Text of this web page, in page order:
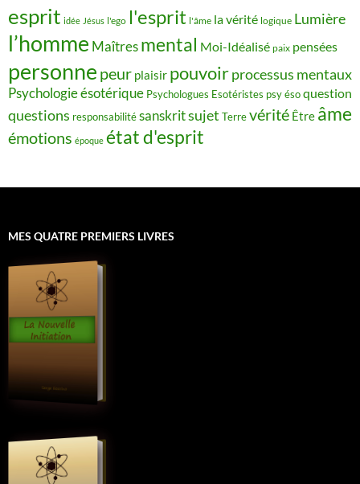
esprit idée Jésus l'ego l'esprit l'âme la vérité logique Lumière
l’homme Maîtres mental Moi-Idéalisé paix pensées
personne peur plaisir pouvoirprocessus mentaux
Psychologie ésotérique Psychologues Esotéristes psy ésoquestion
questions responsabilitésanskritsujet Terrevérité Être âme
émotions époque état d'esprit
MES QUATRE PREMIERS LIVRES